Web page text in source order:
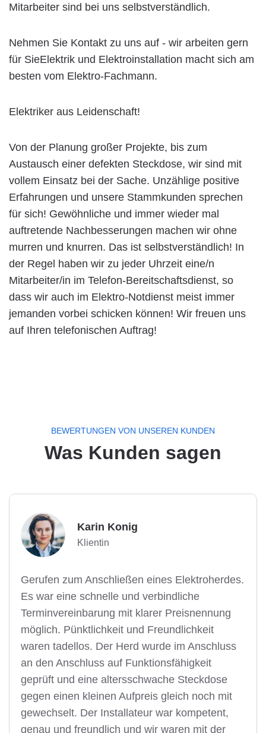
Mitarbeiter sind bei uns selbstverständlich.
Nehmen Sie Kontakt zu uns auf - wir arbeiten gern
für SieElektrik und Elektroinstallation macht sich am
besten vom Elektro-Fachmann.
Elektriker aus Leidenschaft!
Von der Planung großer Projekte, bis zum
Austausch einer defekten Steckdose, wir sind mit
vollem Einsatz bei der Sache. Unzählige positive
Erfahrungen und unsere Stammkunden sprechen
für sich! Gewöhnliche und immer wieder mal
auftretende Nachbesserungen machen wir ohne
murren und knurren. Das ist selbstverständlich! In
der Regel haben wir zu jeder Uhrzeit eine/n
Mitarbeiter/in im Telefon-Bereitschaftsdienst, so
dass wir auch im Elektro-Notdienst meist immer
jemanden vorbei schicken können! Wir freuen uns
auf Ihren telefonischen Auftrag!
BEWERTUNGEN VON UNSEREN KUNDEN
Was Kunden sagen
Karin Konig
Klientin
Gerufen zum Anschließen eines Elektroherdes.
Es war eine schnelle und verbindliche
Terminvereinbarung mit klarer Preisnennung
möglich. Pünktlichkeit und Freundlichkeit
waren tadellos. Der Herd wurde im Anschluss
an den Anschluss auf Funktionsfähigkeit
geprüft und eine altersschwache Steckdose
gegen einen kleinen Aufpreis gleich noch mit
gewechselt. Der Installateur war kompetent,
genau und freundlich und wir waren mit der